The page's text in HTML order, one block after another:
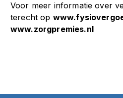
Voor meer informatie over
terecht op
www.zorgpremies.nl